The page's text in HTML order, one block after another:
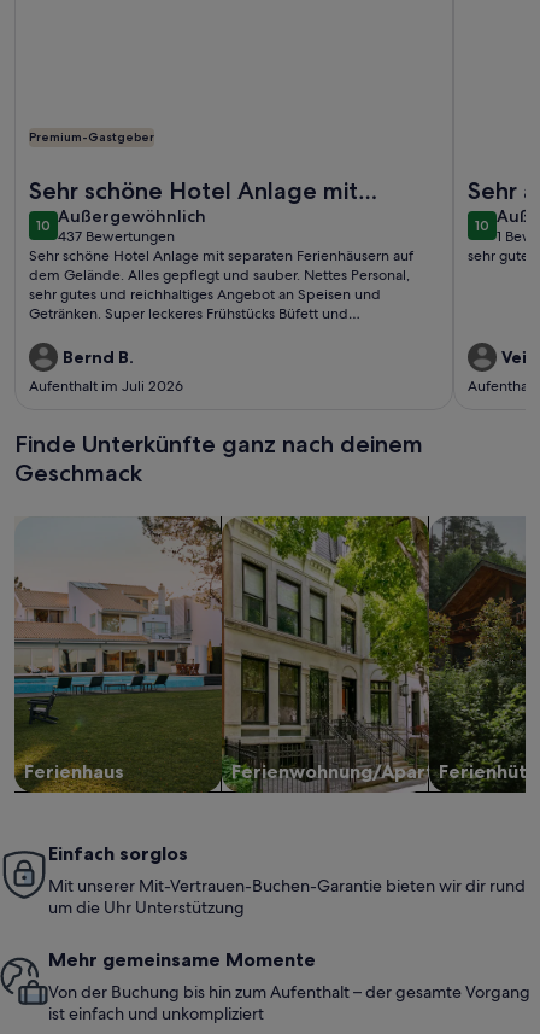
Premium-Gastgeber
Sehr schöne Hotel Anlage mit
separaten Ferienhäusern auf dem
Gelände. Alles gepf ...
1010 von 10
Außergewöhnlich
außergewöhnlich
437 Bewertungen
(437
bewertungen)
Sehr schöne Hotel Anlage mit separaten Ferienhäusern auf
dem Gelände. Alles gepflegt und sauber. Nettes Personal,
sehr gutes und reichhaltiges Angebot an Speisen und
Getränken. Super leckeres Frühstücks Büfett und
chartern, einfach genial. Die Gegend mit den vielen Seen und
Kanälen sind es immer wieder wert hier Urlaub zu machen.
Bernd B.
Aufenthalt im Juli 2026
Sehr
1010 von
1
(1
sehr gute
Finde Unterkünfte ganz nach deinem
Geschmack
Ferienhaus
Suche nach Ferienhäusern
Ferienwohnung/Apartment
Suche nach Ferienwohnungen oder
Suche nach
Einfach sorglos
Mit unserer Mit-Vertrauen-Buchen-Garantie bieten wir dir rund
um die Uhr Unterstützung
Mehr gemeinsame Momente
Von der Buchung bis hin zum Aufenthalt – der gesamte Vorgang
ist einfach und unkompliziert